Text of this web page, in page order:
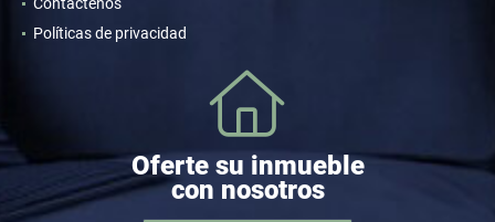
Políticas de privacidad
Oferte su inmueble
con nosotros